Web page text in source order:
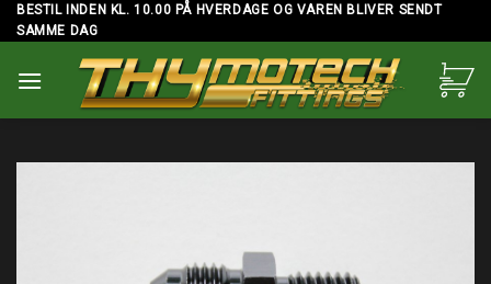
Skip
to
BESTIL INDEN KL. 10.00 PÅ HVERDAGE OG VAREN BLIVER SENDT
SAMME DAG